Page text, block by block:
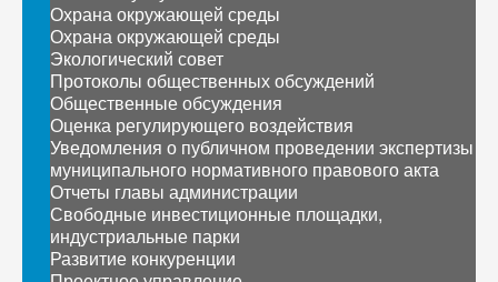
Охрана окружающей среды
Охрана окружающей среды
Экологический совет
Протоколы общественных обсуждений
Общественные обсуждения
Оценка регулирующего воздействия
Уведомления о публичном проведении экспертизы
муниципального нормативного правового акта
Отчеты главы администрации
Свободные инвестиционные площадки,
индустриальные парки
Развитие конкуренции